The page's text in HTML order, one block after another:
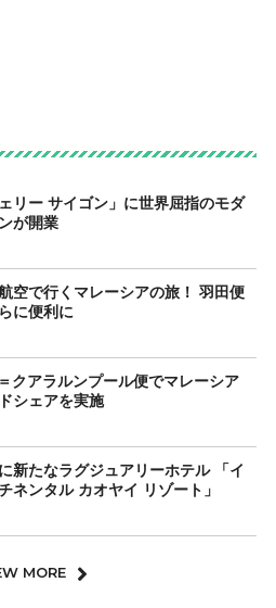
ェリー サイゴン」に世界屈指のモダ
が開業
空で行くマレーシアの旅！ 羽田便
に便利に
クアラルンプール便でマレーシア
シェアを実施
新たなラグジュアリーホテル 「イ
ネンタル カオヤイ リゾート」
MORE